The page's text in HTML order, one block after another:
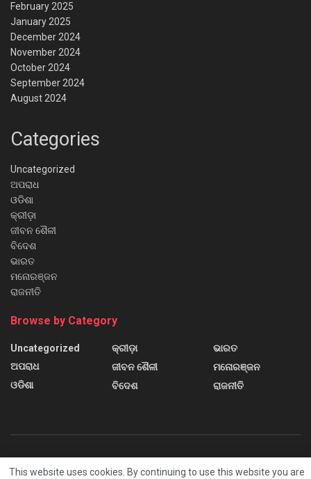
February 2025
January 2025
December 2024
November 2024
October 2024
September 2024
August 2024
Categories
Uncategorized
ଅପରାଧ
ଓଡିଶା
କ୍ରୀଡ଼ା
ଜୀବନ ଶୈଳୀ
ବିଦେଶ
ଭାରତ
ମନୋରଞ୍ଜନ
ରାଜନୀତି
Browse by Category
Uncategorized
ଅପରାଧ
ଓଡିଶା
କ୍ରୀଡ଼ା
ଜୀବନ ଶୈଳୀ
ବିଦେଶ
ଭାରତ
ମନୋରଞ୍ଜନ
ରାଜନୀତି
About us Contact us Home Home 2
Home 3
This website uses cookies. By continuing to use this website you are